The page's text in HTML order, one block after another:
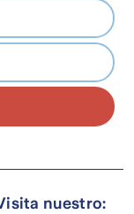
nuestro: